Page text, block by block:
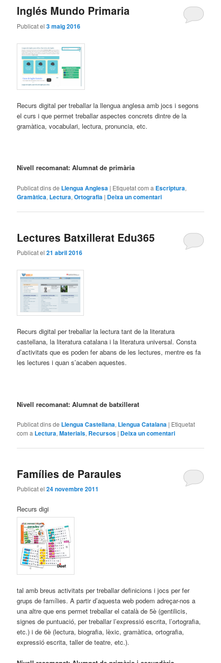
Inglés Mundo Primaria
Publicat el3 maig 2016
Recurs digital per treballar la llengua anglesa amb jocs i segons
el curs i que permet treballar aspectes concrets dintre de la
gramàtica, vocabulari, lectura, pronuncia, etc.
Nivell recomanat: Alumnat de primària
Publicat dins de Llengua Anglesa | Etiquetat com a Escriptura,
Gramàtica, Lectura,Ortografia | Deixa un comentari
Lectures Batxillerat Edu365
Publicat el21 abril 2016
Recurs digital per treballar la lectura tant de la literatura
castellana, la literatura catalana i la literatura universal. Consta
d’activitats que es poden fer abans de les lectures, mentre es fa
les lectures i quan s’acaben aquestes.
Nivell recomanat: Alumnat de batxillerat
Publicat dins de Llengua Castellana, Llengua Catalana | Etiquetat
com a Lectura,Materials, Recursos | Deixa un comentari
Famílies de Paraules
Publicat el24 novembre 2011
Recurs digi
tal amb breus activitats per treballar definicions i jocs per fer
grups de famílies. A partir d’aquesta web podem adreçar-nos a
una altre que ens permet treballar el català de 5è (gentilicis,
signes de puntuació, per treballar l’expressió escrita, l’ortografia,
etc.) i de 6è (lectura, biografia, lèxic, gramàtica, ortografia,
expressió escrita, taller de teatre, etc.).